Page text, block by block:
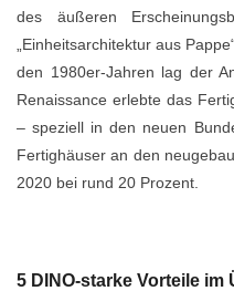
des äußeren
„Einheitsarchitektur aus
den 1980er-Jahren lag der
Renaissance erlebte das
– speziell in den neuen
Fertighäuser an den
2020 bei rund 20 Prozent.
5 DINO-starke Vorteile im